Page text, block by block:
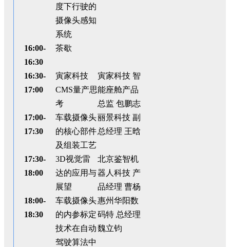
度下行驶的
摄像头感知
系统
16:00-
16:30
茶歇
16:30-
17:00
寅家科技
CMS量产思
考
寅家科技 智
能座舱产品
总监 包鹏志
17:00-
17:30
车载摄像头
的核心部件
及组装工艺
丽景科技 副
总经理 王晗
17:30-
18:00
3D视觉雷
达的应用与
展望
北京鉴智机
器人科技 产
品经理 曹杨
18:00-
18:30
车载摄像头
的内参标定
技术在自动
驾驶算法中
惠州华阳数
码特 总经理
魏立钧